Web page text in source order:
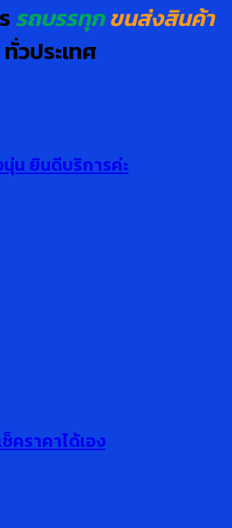
รถบรรทุกขนส่งสินค้า
ทั่วประเทศ
น ยินดีบริการค่ะ
ช็คราคาได้เอง